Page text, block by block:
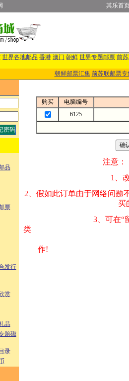
其乐首
世界各地邮品 香港 澳门 朝鲜 世界专题邮票 前
朝鲜邮票汇集 前苏联邮票专
品
票
发行
赏
品
题磁
录
购买
电脑编号
6125
注意：
1、改变商品数量
2、假如此订单由
买的邮品的“
3、可在“
类 方式告之
作!